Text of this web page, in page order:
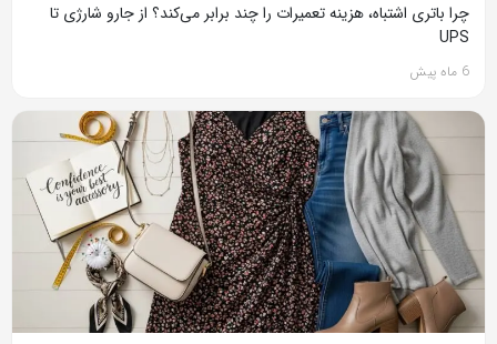
چرا باتری اشتباه، هزینه تعمیرات را چند برابر می‌کند؟ از جارو شارژی تا
UPS
6 ماه پیش